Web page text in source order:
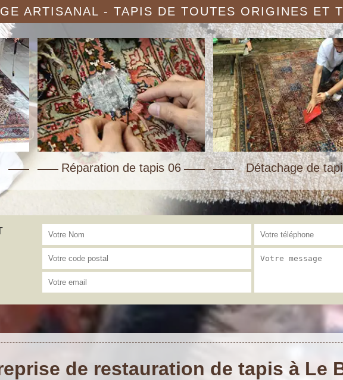
ARTISANAL - TAPIS DE TOUTES ORIGINES ET
Réparation de tapis 06 Détachage de
de restauration de tapis à Le